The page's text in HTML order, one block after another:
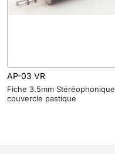
AP-03 VR
Fiche 3.5mm Stéréophonique
couvercle pastique